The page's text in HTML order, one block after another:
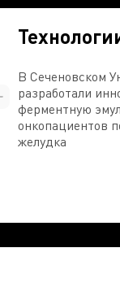
В Сеченовском
разработали
ферментную
онкопациентов
желудка